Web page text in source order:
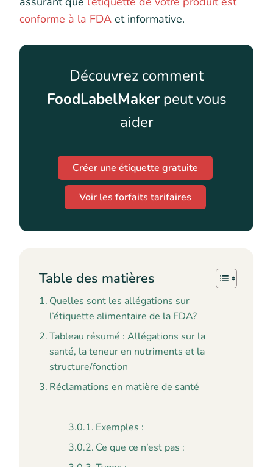
conforme à la FDA et informative.
Découvrez comment
FoodLabelMakerpeut vous
aider
Créer une étiquette gratuite
Voir les forfaits tarifaires
Table des matières
Quelles sont les allégations sur
l’étiquette alimentaire de la FDA?
Tableau résumé : Allégations sur la
santé, la teneur en nutriments et la
structure/fonction
Réclamations en matière de santé
Exemples :
Ce que ce n’est pas :